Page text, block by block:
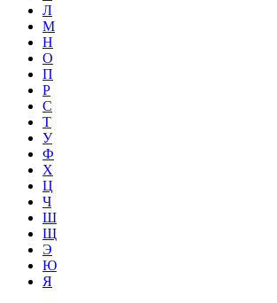
Л
М
Н
О
П
Р
С
Т
У
Ф
Х
Ц
Ч
Ш
Щ
Э
Ю
Я